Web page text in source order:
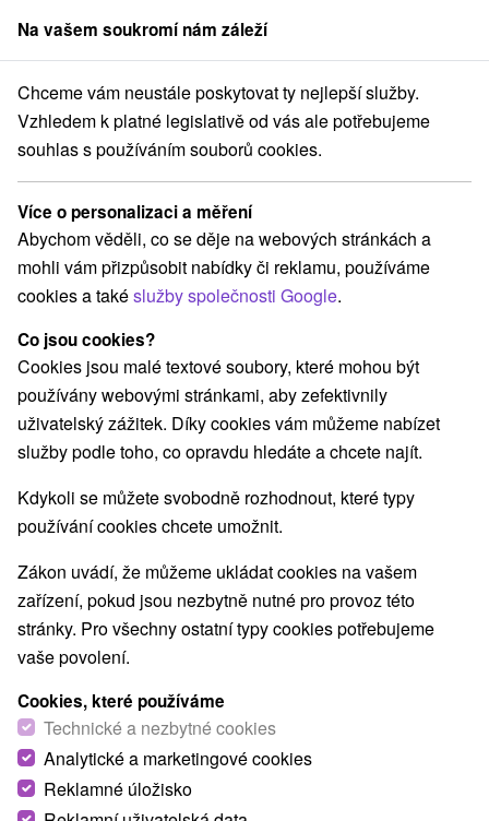
člen skupinySorger
Slovensku Atrakce s dětmi Východné Slovensko Košický kraj
Atrakce s dětmi Košický kraj
Kategorie
Všechny kategorie
Kaštiele(9)
Laserarény a paintball(1)
Vyhliadkové veže a chodníky
Hrady, zámky, zrúcaniny (13) Šport(3)
Jazda na koni(1) Skanzeny(4) Divadlá(2)
Horské chaty(2) Detské centrá a mestečká(3)
Sakrálne miesta (7) Architektonické stavby(1)
Lyžiarske strediská Mestské a zámocké parky
Golfové ihriská(1) Vínne cesty(1)
Amfiteátre a kiná v prírode(1)
Jaskyne (11) Bobové dráhy(1) Lanové dráhy(1)
Adrenalinové atrakcie(5) Turistické atrakcie(24)
Múzeá a galérie(12) ZOO a zvieracie farmy (3)
Botanické záhrady
Atrakce s dětmi (19) Technické pamiatky
Pamätníky(2) Vodopády(5) Drevené kostolíky
Aquaparky, kúpaliská(2) Planetária a observatória
Na vašem soukromí nám záleží
Chceme vám neustále poskytovat ty nejlepší služby.
Vzhledem k platné legislativě od vás ale potřebujeme
souhlas s používáním souborů cookies.
Více o personalizaci a měření
Abychom věděli, co se děje na webových stránkách a
mohli vám přizpůsobit nabídky či reklamu, používáme
cookies a takéslužby společnosti Google.
Co jsou cookies?
Cookies jsou malé textové soubory, které mohou být
používány webovými stránkami, aby zefektivnily
uživatelský zážitek. Díky cookies vám můžeme nabízet
služby podle toho, co opravdu hledáte a chcete najít.
Kdykoli se můžete svobodně rozhodnout, které typy
používání cookies chcete umožnit.
Zákon uvádí, že můžeme ukládat cookies na vašem
zařízení, pokud jsou nezbytně nutné pro provoz této
stránky. Pro všechny ostatní typy cookies potřebujeme
vaše povolení.
Cookies, které používáme
Technické a nezbytné cookies
Analytické a marketingové cookies
Reklamné úložisko